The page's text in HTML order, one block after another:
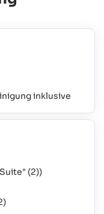
inklusive
(2))